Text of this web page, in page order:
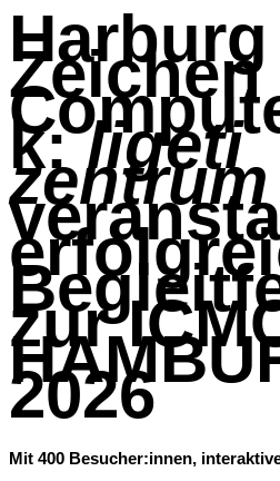
Zeichen
k:ligeti
zentrum
zur
2026
Mit 400 Besucher:innen,